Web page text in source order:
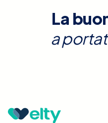
La
a